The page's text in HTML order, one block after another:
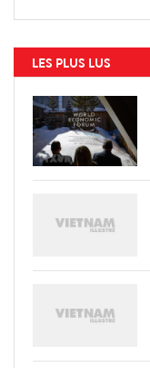
LES PLUS LUS